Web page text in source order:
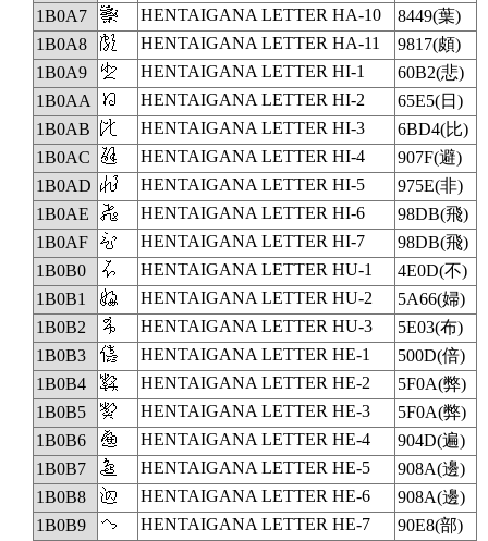
1B0A7
𛂧 HENTAIGANA LETTER HA-10
8449(葉)
1B0A8
𛂨 HENTAIGANA LETTER HA-11
9817(頗)
1B0A9
𛂩 HENTAIGANA LETTER HI-1
60B2(悲)
1B0AA
𛂪 HENTAIGANA LETTER HI-2
65E5(日)
1B0AB 𛂫 HENTAIGANA LETTER HI-3
6BD4(比)
1B0AC
𛂬 HENTAIGANA LETTER HI-4
907F(避)
1B0AD 𛂭 HENTAIGANA LETTER HI-5
975E(非)
1B0AE
𛂮 HENTAIGANA LETTER HI-6
98DB(飛)
1B0AF
𛂯 HENTAIGANA LETTER HI-7
98DB(飛)
1B0B0
𛂰 HENTAIGANA LETTER HU-1
4E0D(不)
1B0B1
𛂱 HENTAIGANA LETTER HU-2
5A66(婦)
1B0B2
𛂲 HENTAIGANA LETTER HU-3
5E03(布)
1B0B3
𛂳 HENTAIGANA LETTER HE-1
500D(倍)
1B0B4
𛂴 HENTAIGANA LETTER HE-2
5F0A(弊)
1B0B5
𛂵 HENTAIGANA LETTER HE-3
5F0A(弊)
1B0B6
𛂶 HENTAIGANA LETTER HE-4
904D(遍)
1B0B7
𛂷 HENTAIGANA LETTER HE-5
908A(邊)
1B0B8
𛂸 HENTAIGANA LETTER HE-6
908A(邊)
1B0B9
𛂹 HENTAIGANA LETTER HE-7
90E8(部)